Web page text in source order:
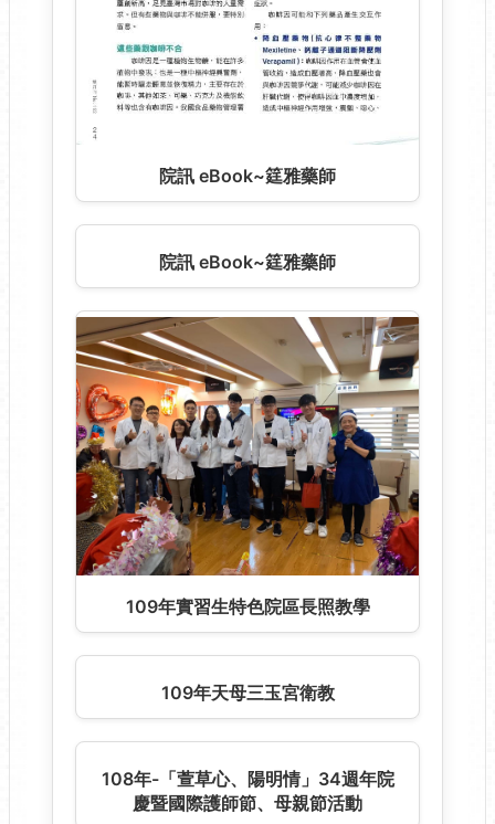
109年中國北醫實習生校園衛教
院訊 eBook~筳雅藥師